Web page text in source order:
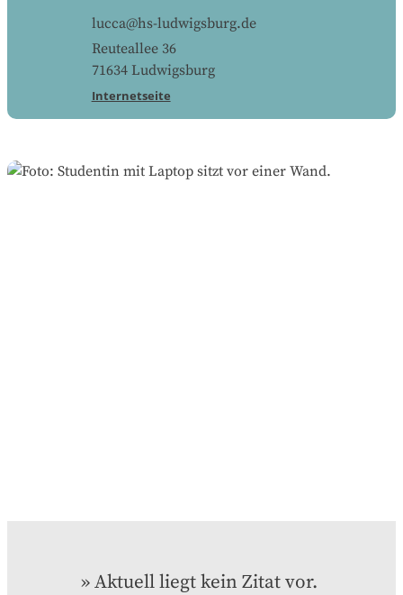
lucca@hs-ludwigsburg.de
Reuteallee 36
71634 Ludwigsburg
Internetseite
Aktuell liegt kein Zitat vor.